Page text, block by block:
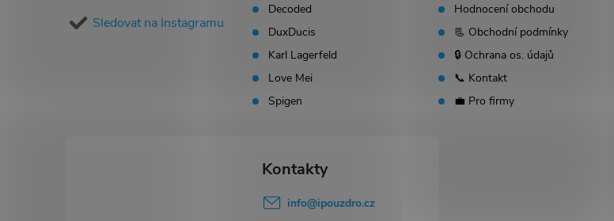
Sledovat na Instagramu
Decoded
DuxDucis
Karl Lagerfeld
Love Mei
Spigen
Hodnocení obchodu
📃 Obchodní podmínky
🔒 Ochrana os. údajů
📞 Kontakt
💼 Pro firmy
info@ipouzdro.cz